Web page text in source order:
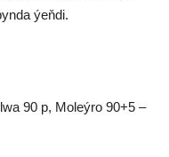
ýeňdi.
90 p, Moleýro 90+5 –